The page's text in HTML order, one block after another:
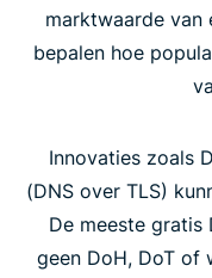
marktwaarde van
bepalen hoe
Innovaties zoals
(DNS over TLS)
De meeste gratis
geen DoH, DoT of